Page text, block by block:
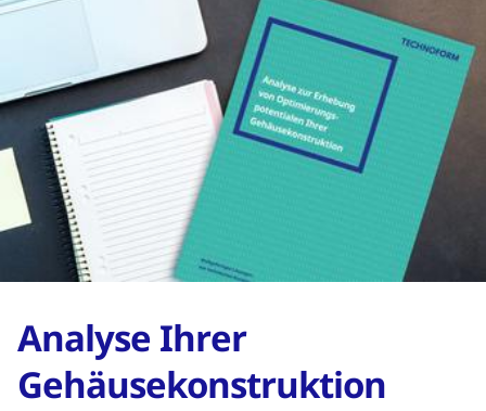
Analyse Ihrer
Gehäusekonstruktion